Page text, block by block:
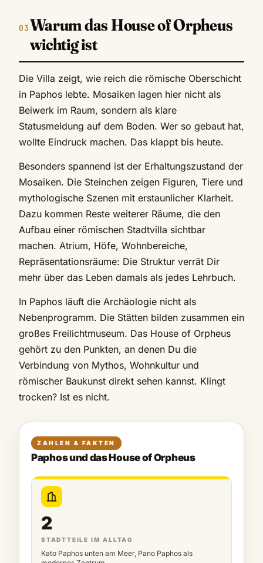
Warum das House of Orpheus
wichtig ist
Die Villa zeigt, wie reich die römische Oberschicht
in Paphos lebte. Mosaiken lagen hier nicht als
Beiwerk im Raum, sondern als klare
Statusmeldung auf dem Boden. Wer so gebaut hat,
wollte Eindruck machen. Das klappt bis heute.
Besonders spannend ist der Erhaltungszustand der
Mosaiken. Die Steinchen zeigen Figuren, Tiere und
mythologische Szenen mit erstaunlicher Klarheit.
Dazu kommen Reste weiterer Räume, die den
Aufbau einer römischen Stadtvilla sichtbar
machen. Atrium, Höfe, Wohnbereiche,
Repräsentationsräume: Die Struktur verrät Dir
mehr über das Leben damals als jedes Lehrbuch.
In Paphos läuft die Archäologie nicht als
Nebenprogramm. Die Stätten bilden zusammen ein
großes Freilichtmuseum. Das House of Orpheus
gehört zu den Punkten, an denen Du die
Verbindung von Mythos, Wohnkultur und
römischer Baukunst direkt sehen kannst. Klingt
trocken? Ist es nicht.
ZAHLEN & FAKTEN
Paphos und das House of Orpheus
2
STADTTEILE IM ALLTAG
Kato Paphos unten am Meer, Pano Paphos als